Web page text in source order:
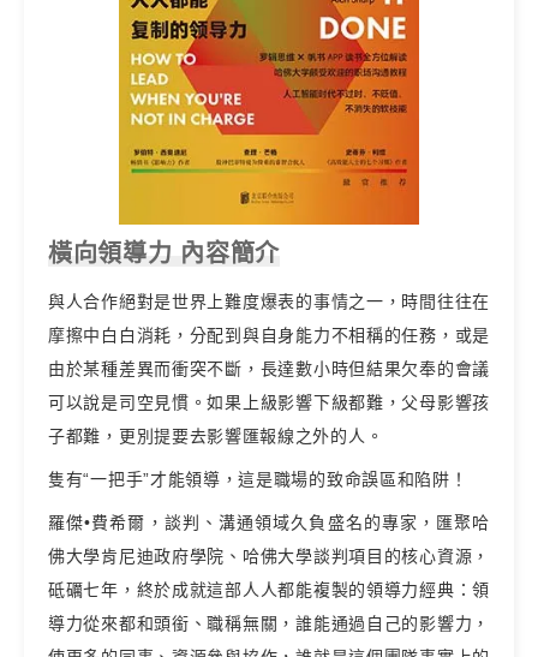
橫向領導力 內容簡介
與人合作絕對是世界上難度爆表的事情之一，時間往往在
摩擦中白白消耗，分配到與自身能力不相稱的任務，或是
由於某種差異而衝突不斷，長達數小時但結果欠奉的會議
可以說是司空見慣。如果上級影響下級都難，父母影響孩
子都難，更別提要去影響匯報線之外的人。
隻有“一把手”才能領導，這是職場的致命誤區和陷阱！
羅傑•費希爾，談判、溝通領域久負盛名的專家，匯聚哈
佛大學肯尼迪政府學院、哈佛大學談判項目的核心資源，
砥礪七年，終於成就這部人人都能複製的領導力經典：領
導力從來都和頭銜、職稱無關，誰能通過自己的影響力，